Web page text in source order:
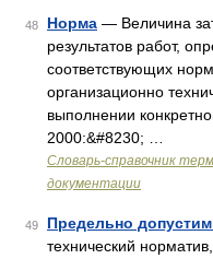
48 Норма — Величина
результатов работ,
соответствующих
организационно
выполнении
2000:&#8230; …
Словарь-справочник
документации
49 Предельно
технический